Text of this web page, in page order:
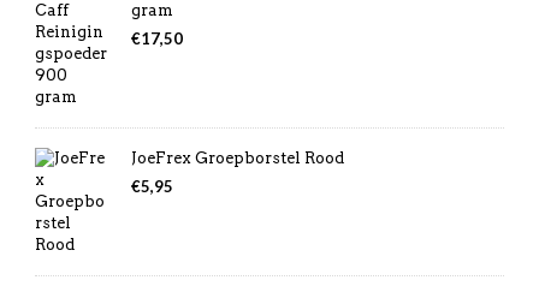
gram
€17,50
JoeFrex Groepborstel Rood
€5,95